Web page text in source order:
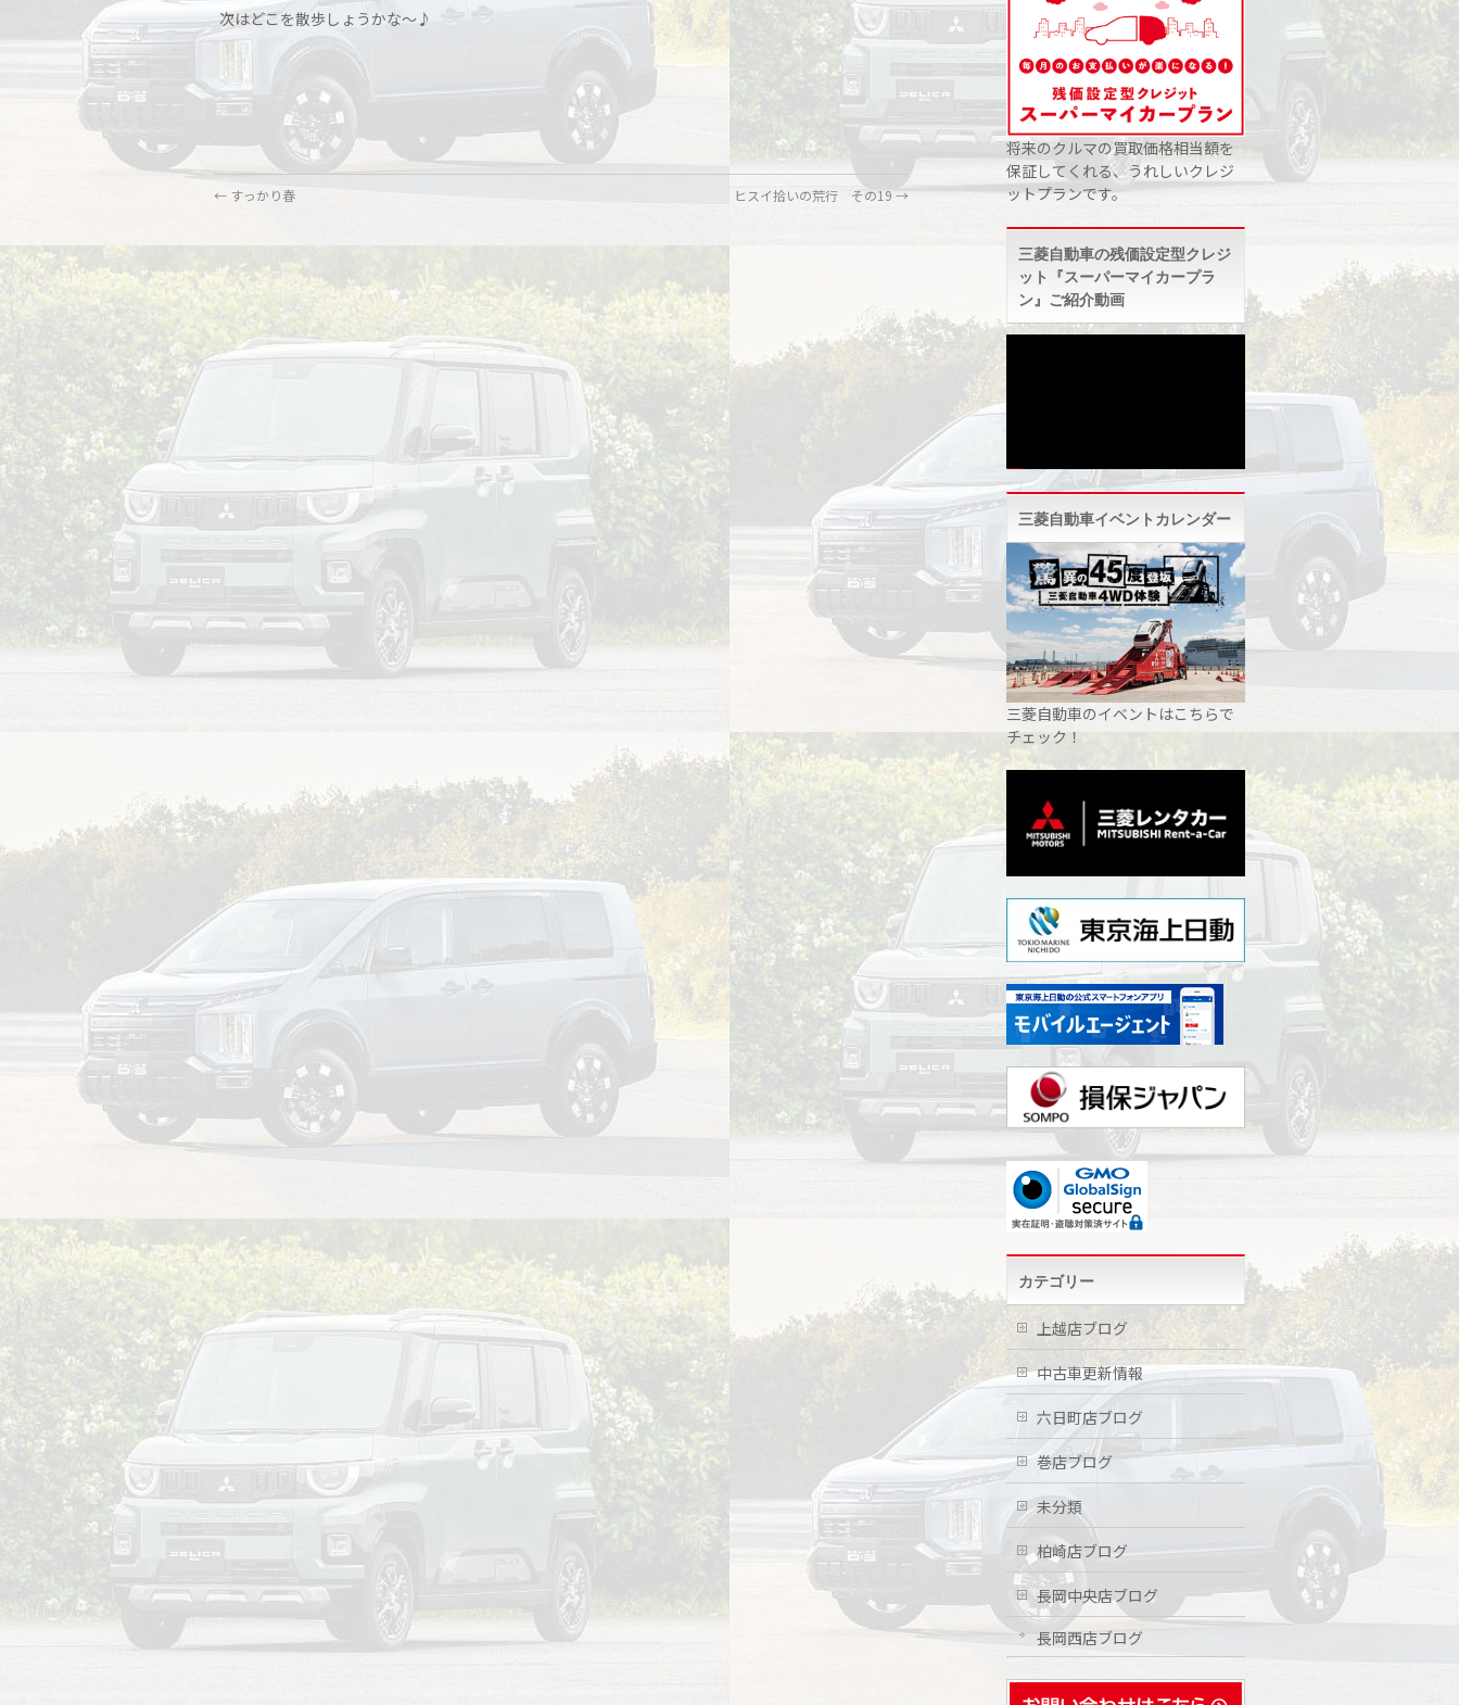
次はどこを散歩しょうかな～♪
← すっかり春 ヒスイ拾いの荒行 その19→
将来のクルマの買取価格相当額を
保証してくれる、うれしいクレジ
ットプランです。
三菱自動車の残価設定型クレジ
ット『スーパーマイカープラ
ン』ご紹介動画
三菱自動車イベントカレンダー
三菱自動車のイベントはこちらで
チェック！
カテゴリー
上越店ブログ
中古車更新情報
六日町店ブログ
巻店ブログ
未分類
柏崎店ブログ
長岡中央店ブログ
長岡西店ブログ